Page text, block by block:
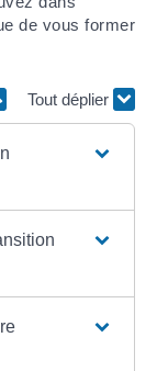
de vous former
Tout déplier